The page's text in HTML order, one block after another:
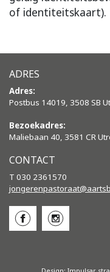
of identiteitskaart).
ADRES
Adres:
Postbus 14019, 3508 SB
Bezoekadres:
Maliebaan 40, 3581 CR
CONTACT
T 030 2361570